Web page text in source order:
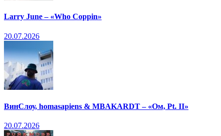
Larry June – «Who Coppin»
20.07.2026
ВинСлоу, homasapiens & MBAKARDT – «Ом, Pt. II»
20.07.2026